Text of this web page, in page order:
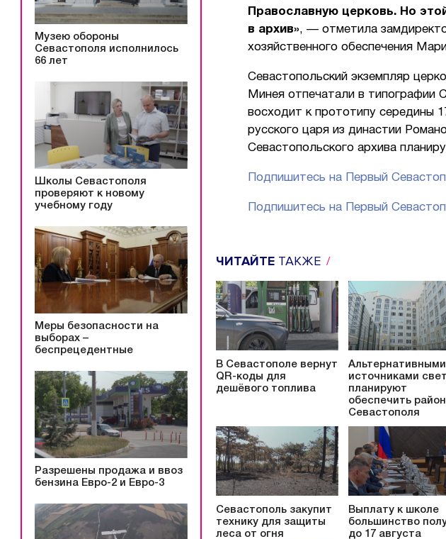
Музею обороны
Севастополя исполнилось
66 лет
Школы Севастополя
проверяют к новому
учебному году
Меры безопасности на
выборах –
беспрецедентные
Разрешены продажа и ввоз
бензина Евро-2 и Евро-3
Православную церковь. Но
в архив», — отметила
хозяйственного обеспечения
Севастопольский экземпляр
Минея отпечатали в типографии
восходит к прототипу середины
русского царя из династии
Севастопольского архива
Подпишитесь на Первый
Подпишитесь на Первый
ЧИТАЙТЕ ТАКЖЕ
В Севастополе вернут
QR-коды для
дешёвого топлива
Альтернативными
источниками
планируют
обеспечить
Севастополя
Севастополь закупит
технику для защиты
леса от огня
Выплату к школе
большинство
до 17 августа